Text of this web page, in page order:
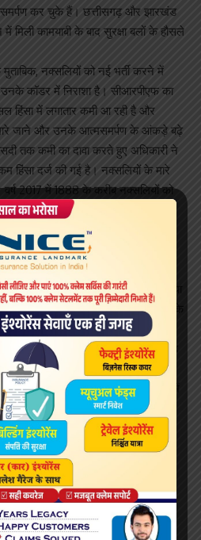
कर चुके हैं। छत्तीसगढ़ और झारखंड
कामयाबी के बाद सुरक्षा बलों के हौसले
नक्सलियों को नई भर्ती करने में
कॉडर में निराशा है। सीआरपीएफ का
हिंसा में लगातार कमी आ रही है और
मारे जाने और उनके आत्मसमर्पण के आंकड़े बढ़े
तक कमी का दावा करते हुए अधिकारी ने
हिंसा दर्ज की गई है। नक्सलियों के मारे
वर्ष 2017 में 1888 के करीब नक्सलियों को
में अब तक करीब 1200 नक्सलियों को
में 685 के करीब नक्सलियों ने समर्पण
ने समर्पण किया।
डेटोनेटर और अन्य विस्फोटकों को बरामद
को भी विस्फोट से पहले निष्क्रिय किया गया
किया कि नक्सलियों को अपनी जान बचाने के
भागना पड़ रहा है। स्थानीय खुफिया
अभियान की सफलता का प्रतिशत बढ़
का सकारात्मक असर हुआ है। नक्सलियों के
में योजनाओं को पकड़कर काउंटर रणनीति में
Newsletter
breaking news delivered